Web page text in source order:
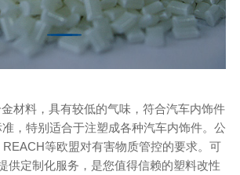
材料，具有较低的气味，符合汽车内饰件
，特别适合于注塑成各种汽车内饰件。公
等欧盟对有害物质管控的要求。可
供定制化服务，是您值得信赖的塑料改性